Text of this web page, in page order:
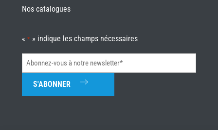
Nos catalogues
« * » indique les champs nécessaires
Abonnez-
vous
notre